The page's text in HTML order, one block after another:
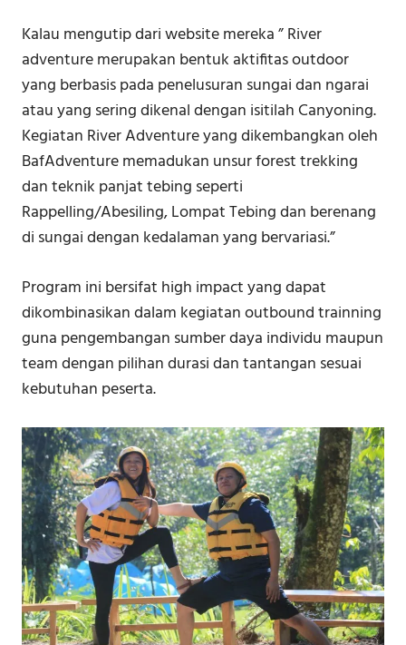
Kalau mengutip dari website mereka ” River
adventure merupakan bentuk aktifitas outdoor
yang berbasis pada penelusuran sungai dan ngarai
atau yang sering dikenal dengan isitilah Canyoning.
Kegiatan River Adventure yang dikembangkan oleh
BafAdventure memadukan unsur forest trekking
dan teknik panjat tebing seperti
Rappelling/Abesiling, Lompat Tebing dan berenang
di sungai dengan kedalaman yang bervariasi.”
Program ini bersifat high impact yang dapat
dikombinasikan dalam kegiatan outbound trainning
guna pengembangan sumber daya individu maupun
team dengan pilihan durasi dan tantangan sesuai
kebutuhan peserta.